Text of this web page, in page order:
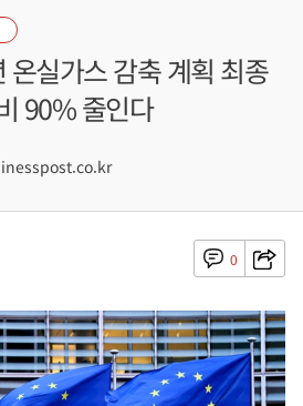
실가스 감축 계획 최종
90% 줄인다
0